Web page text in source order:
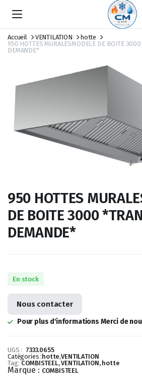
Accueil VENTILATION
hotte
950 HOTTES MURALESMODELE DE BOITE
DEMANDE*
950 HOTTES
DE BOITE 3000
DEMANDE*
En stock
Nous contacter
Pour plus d'informations Merci de
UGS : 7333.0655
Catégories :hotte,VENTILATION
Tag: COMBISTEEL, VENTILATION, hotte
Marque : COMBISTEEL